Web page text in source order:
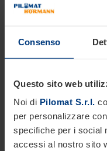
Consenso
Questo sito web
Noi di Pilomat S.r.l.
per personalizzare
specifiche per i social
accessi al nostro sito